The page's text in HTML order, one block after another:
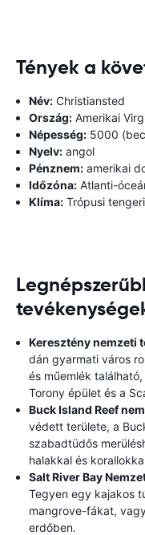
Tények a
Név: Christiansted
Ország: Amerikai
Népesség: 5000
Nyelv: angol
Pénznem: amerikai
Időzóna: Atlanti-
Klíma: Trópusi
Keresztény nemzeti
dán gyarmati város
és műemlék
Torony épület és a
Buck Island Reef
védett területe, a
szabadtüdős
halakkal és
Salt River Bay
Tegyen egy kajakos
mangrove-fákat,
erdőben.